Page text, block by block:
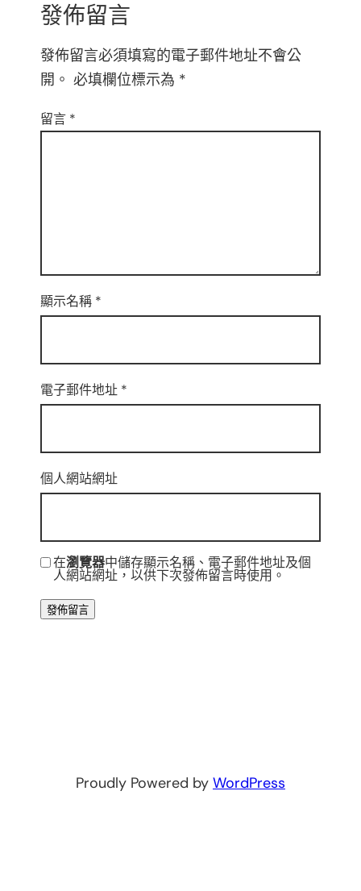
發佈留言
發佈留言必須填寫的電子郵件地址不會公
開。 必填欄位標示為 *
留言 *
顯示名稱 *
電子郵件地址 *
個人網站網址
在瀏覽器中儲存顯示名稱、電子郵件地址及個
人網站網址，以供下次發佈留言時使用。
Proudly Powered by WordPress